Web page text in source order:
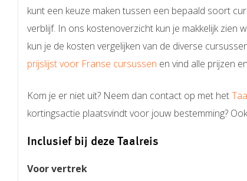
kunt een keuze maken tussen een bepaald soort
verblijf. In ons kostenoverzicht kun je makkelijk
kun je de kosten vergelijken van de diverse
prijslijst voor Franse cursussen en vind alle prijzen
Kom je er niet uit? Neem dan contact op met het
kortingsactie plaatsvindt voor jouw bestemming?
Inclusief bij deze Taalreis
Voor vertrek